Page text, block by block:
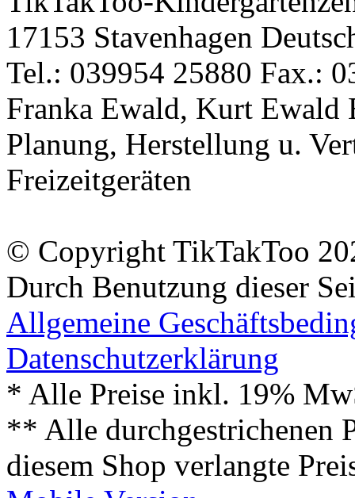
17153 Stavenhagen
Tel.: 039954 25880 Fax.:
Franka Ewald, Kurt Ewald
Planung, Herstellung u.
Freizeitgeräten
© Copyright TikTakToo
Durch Benutzung dieser
Allgemeine
Datenschutzerklärung
* Alle Preise inkl. 19%
** Alle durchgestrichenen
diesem Shop verlangte